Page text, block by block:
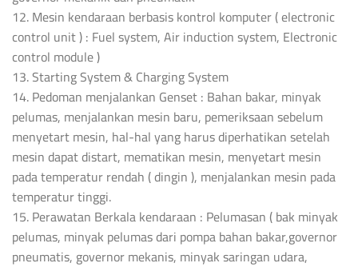
12. Mesin kendaraan berbasis kontrol komputer ( electronic
control unit ) : Fuel system, Air induction system, Electronic
control module )
13. Starting System & Charging System
14. Pedoman menjalankan Genset : Bahan bakar, minyak
pelumas, menjalankan mesin baru, pemeriksaan sebelum
menyetart mesin, hal-hal yang harus diperhatikan setelah
mesin dapat distart, mematikan mesin, menyetart mesin
pada temperatur rendah ( dingin ), menjalankan mesin pada
temperatur tinggi.
15. Perawatan Berkala kendaraan : Pelumasan ( bak minyak
pelumas, minyak pelumas dari pompa bahan bakar,governor
pneumatis, governor mekanis, minyak saringan udara,